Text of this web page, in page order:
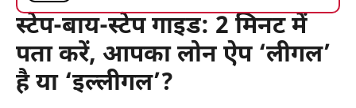
स्टेप-बाय-स्टेप गाइड: 2 मिनट में
पता करें, आपका लोन ऐप ‘लीगल’
है या ‘इल्लीगल’?